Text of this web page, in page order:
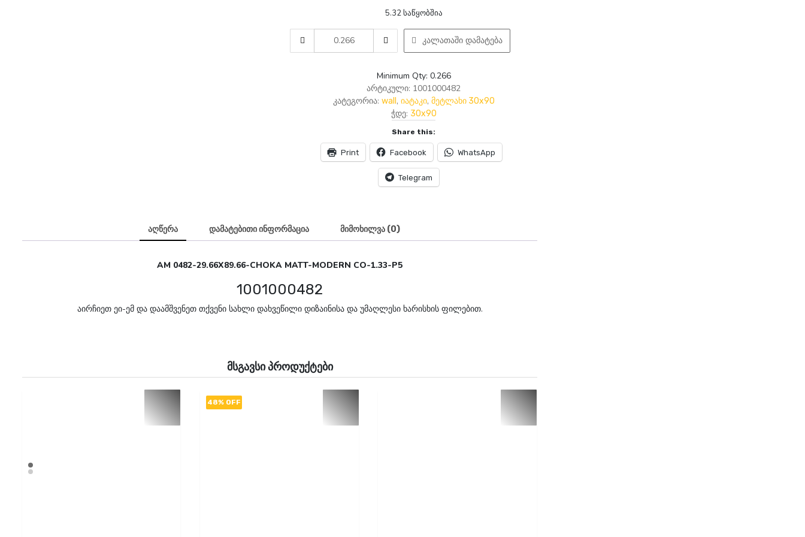
5.32 საწყობშია
CHOKA
MATT-
MODERN
quantity
კალათაში დამატება
Minimum Qty: 0.266
არტიკული: 1001000482
კატეგორია: wall , იატაკი, მეტლახი 30x90
ჭდე: 30x90
Share this:
Print Facebook WhatsApp
Telegram
აღწერა დამატებითი ინფორმაცია მიმოხილვა (0)
AM 0482-29.66X89.66-CHOKA MATT-MODERN CO-1.33-P5
1001000482
აირჩიეთ ეი-ემ და დაამშვენეთ თქვენი სახლი დახვეწილი დიზაინისა და უმაღლესი ხარისხის ფილებით.
მსგავსი პროდუქტები
48% OFF